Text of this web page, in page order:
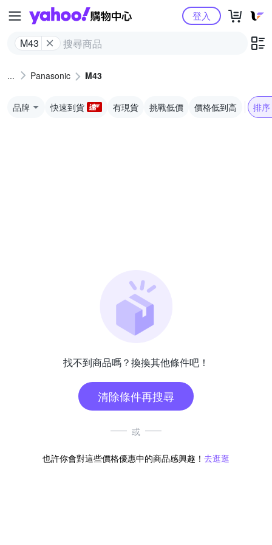
Yahoo購物中心
M43
登入
Panasonic M43
品牌 快速到貨 有現貨 挑戰低價 價格低到高 排序
找不到商品嗎？換換其他條件吧！
清除條件再搜尋
或
也許你會對這些價格優惠中的商品感興趣！ 去逛逛